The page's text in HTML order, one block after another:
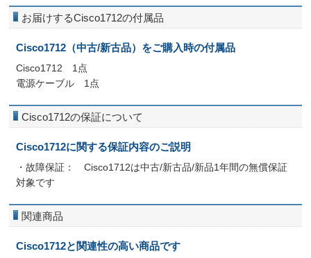
お届けするCisco1712の付属品
Cisco1712（中古/新古品）をご購入時の付属品
Cisco1712 1点
電源ケーブル 1点
Cisco1712の保証について
Cisco1712に関する保証内容のご説明
・故障保証： Cisco1712は中古/新古品/新品1年間の無償保証
対象です
関連商品
Cisco1712と関連性の高い商品です